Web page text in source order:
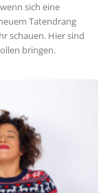
sich eine
Tatendrang
schauen. Hier sind
bringen.